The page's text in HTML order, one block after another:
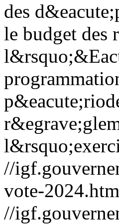
des
le budget des
//
vote-
//